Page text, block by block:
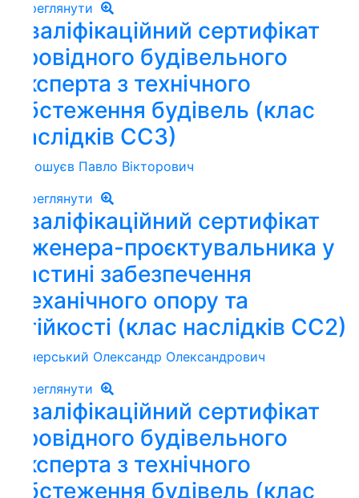
сертифікат
будівельного
з технічного
будівель (клас
СС3)
Павло Вікторович
сертифікат
проєктувальника у
забезпечення
опору та
(клас наслідків СС2)
Олександр Олександрович
сертифікат
будівельного
з технічного
будівель (клас